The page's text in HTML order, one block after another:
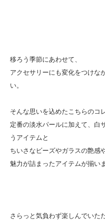
移ろう季節にあわせて、
アクセサリーにも変化をつけな
い。
そんな思いを込めたこちらのコ
定番の淡水パールに加えて、白
うアイテムと
ちいさなビーズやガラスの艶感
魅力が詰まったアイテムが揃い
さらっと気負わず楽しんでいた